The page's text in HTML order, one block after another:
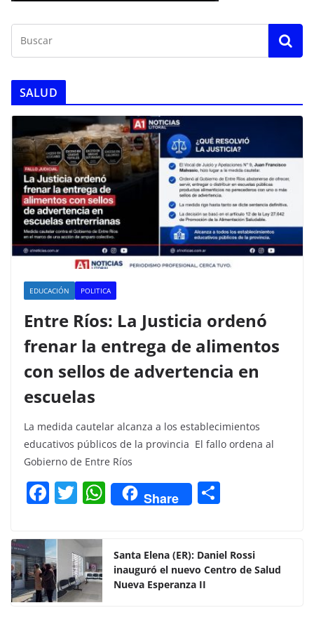
SALUD
EDUCACIÓN POLITICA
Entre Ríos: La Justicia ordenó
frenar la entrega de alimentos
con sellos de advertencia en
escuelas
La medida cautelar alcanza a los establecimientos
educativos públicos de la provincia El fallo ordena al
Gobierno de Entre Ríos
F
c
e
b
o
T
itt
er
W
h
s
A
Share
p
ar
Santa Elena (ER): Daniel Rossi
inauguró el nuevo Centro de Salud
Nueva Esperanza II